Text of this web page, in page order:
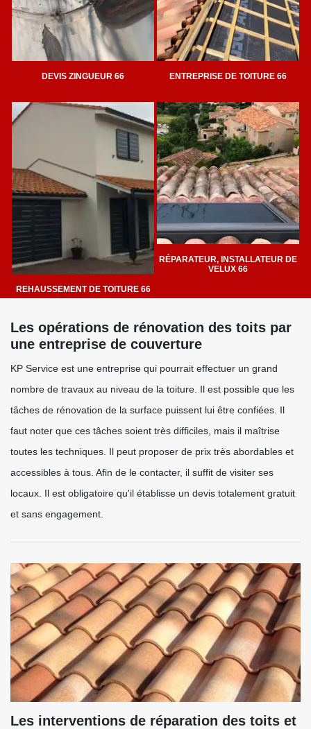
DEVIS ZINGUEUR 66 ENTREPRISE DE TOITURE 66
REHAUSSEMENT DE TOITURE 66
RÉPARATEUR, INSTALLATEUR DE
VELUX 66
Les opérations de rénovation des toits par
une entreprise de couverture
KP Service est une entreprise qui pourrait effectuer un grand
nombre de travaux au niveau de la toiture. Il est possible que les
tâches de rénovation de la surface puissent lui être confiées. Il
faut noter que ces tâches soient très difficiles, mais il maîtrise
toutes les techniques. Il peut proposer de prix très abordables et
accessibles à tous. Afin de le contacter, il suffit de visiter ses
locaux. Il est obligatoire qu'il établisse un devis totalement gratuit
et sans engagement.
Les interventions de réparation des toits et